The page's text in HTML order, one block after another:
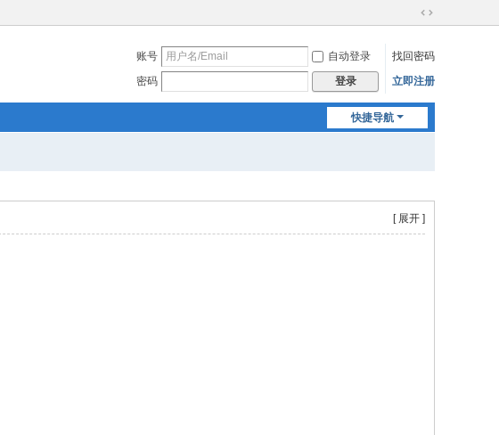
切
到
宽
账号 自动登录
找回密码
密码
登录 立即注册
快捷导航
[ 展开 ]